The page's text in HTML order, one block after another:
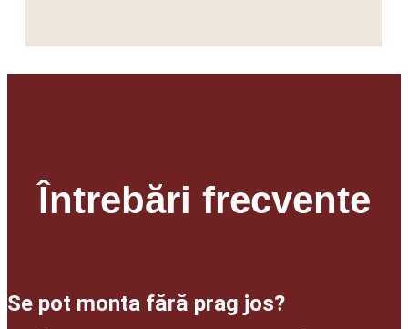
Întrebări frecvente
Se pot monta fără prag jos?